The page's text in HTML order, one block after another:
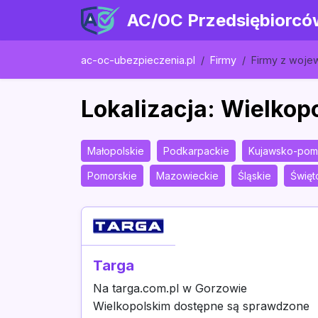
AC/OC
ac-oc-ubezpieczenia.pl Firmy Firmy z
Lokalizacja:
Małopolskie Podkarpackie Kujawsko-
Pomorskie Mazowieckie Śląskie
Targa
Na targa.com.pl w Gorzowie
Wielkopolskim dostępne są sprawdzone